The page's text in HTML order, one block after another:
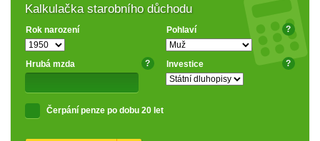
Kalkulačka starobního důchodu
Rok narození Pohlaví ?
Hrubá mzda ? Investice ?
Čerpání penze po dobu 20 let